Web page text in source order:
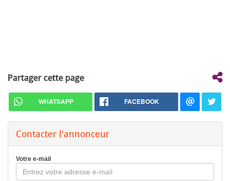
Partager cette page
WHATSAPP FACEBOOK
Contacter l'annonceur
Votre e-mail